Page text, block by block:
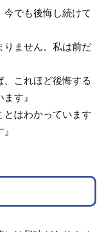
今でも後悔し続けて
りません。私は前だ
、これほど後悔する
す』
とはわかっています